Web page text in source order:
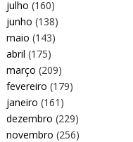
julho (160)
junho (138)
maio (143)
abril (175)
março (209)
fevereiro (179)
janeiro (161)
dezembro (229)
novembro (256)